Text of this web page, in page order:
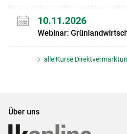
10.11.2026
Webinar:
alle Kurse
Über uns